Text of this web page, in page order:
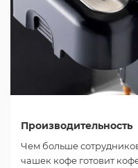
Производительность
Чем больше
чашек кофе готовит